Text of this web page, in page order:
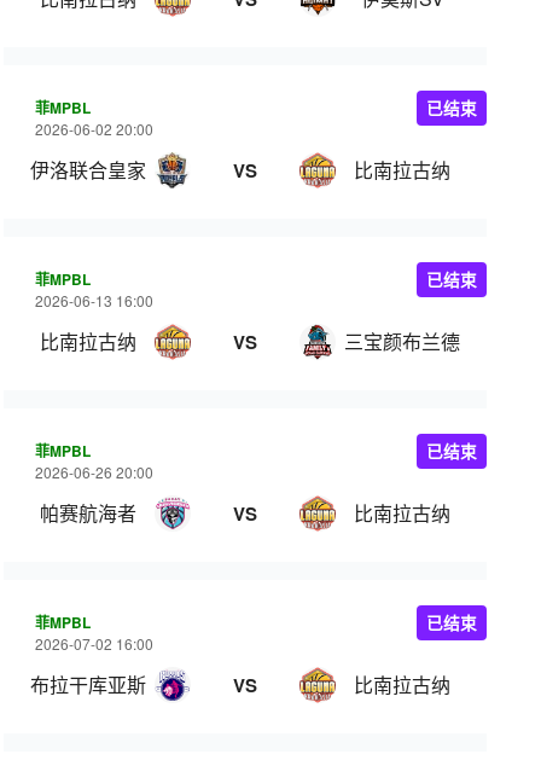
菲MPBL
2026-06-02 20:00
伊洛联合皇家 VS 比南拉古纳
已结束
菲MPBL
2026-06-13 16:00
比南拉古纳 VS 三宝颜布兰德
已结束
菲MPBL
2026-06-26 20:00
帕赛航海者 VS 比南拉古纳
已结束
菲MPBL
2026-07-02 16:00
布拉干库亚斯 VS 比南拉古纳
已结束